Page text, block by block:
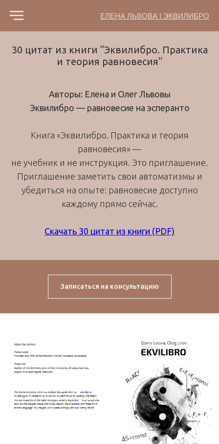
ЕЛЕНА ЛЬВОВА I ЭКВИЛИБРО
30 цитат из книги "Эквилибро. Практика
и теория равновесия"
Авторы: Елена и Олег Львовы
Эквилибро — равновесие на эсперанто
Книга «Эквилибро. Практика и теория
равновесия» —
не учебник и не инструкция. Это приглашение.
Приглашение заметить свои автоматизмы и
убедиться на опыте: равновесие доступно
каждому прямо сейчас.
Скачать 30 цитат из книги (PDF)
Записаться на консультацию